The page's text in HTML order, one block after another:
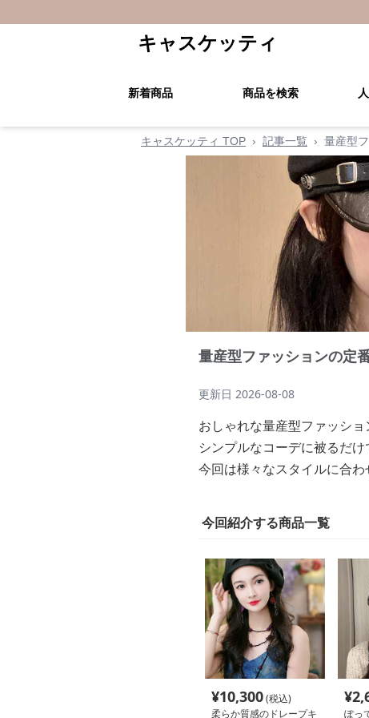
キャスケッティ
新着商品 商品を検索
キャスケッティ TOP › 記事一覧 › 量産型
量産型ファッションの定
更新日 2026-08-08
おしゃれな量産型ファッショ
シンプルなコーデに被るだ
今回は様々なスタイルに合
今回紹介する商品一覧
¥10,300(税込)
柔らか質感のドレープキ
¥
ぽっ